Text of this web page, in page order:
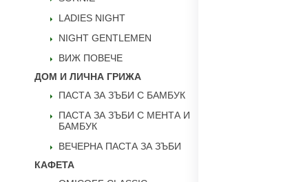
LADIES NIGHT
NIGHT GENTLEMEN
ВИЖ ПОВЕЧЕ
ДОМ И ЛИЧНА ГРИЖА
ПАСТА ЗА ЗЪБИ С БАМБУК
ПАСТА ЗА ЗЪБИ С МЕНТА И
БАМБУК
ВЕЧЕРНА ПАСТА ЗА ЗЪБИ
КАФЕТА